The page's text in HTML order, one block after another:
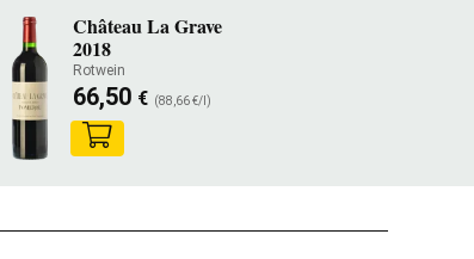
Château La Grave
2018
Rotwein
66,50 € (88,66 €/l)